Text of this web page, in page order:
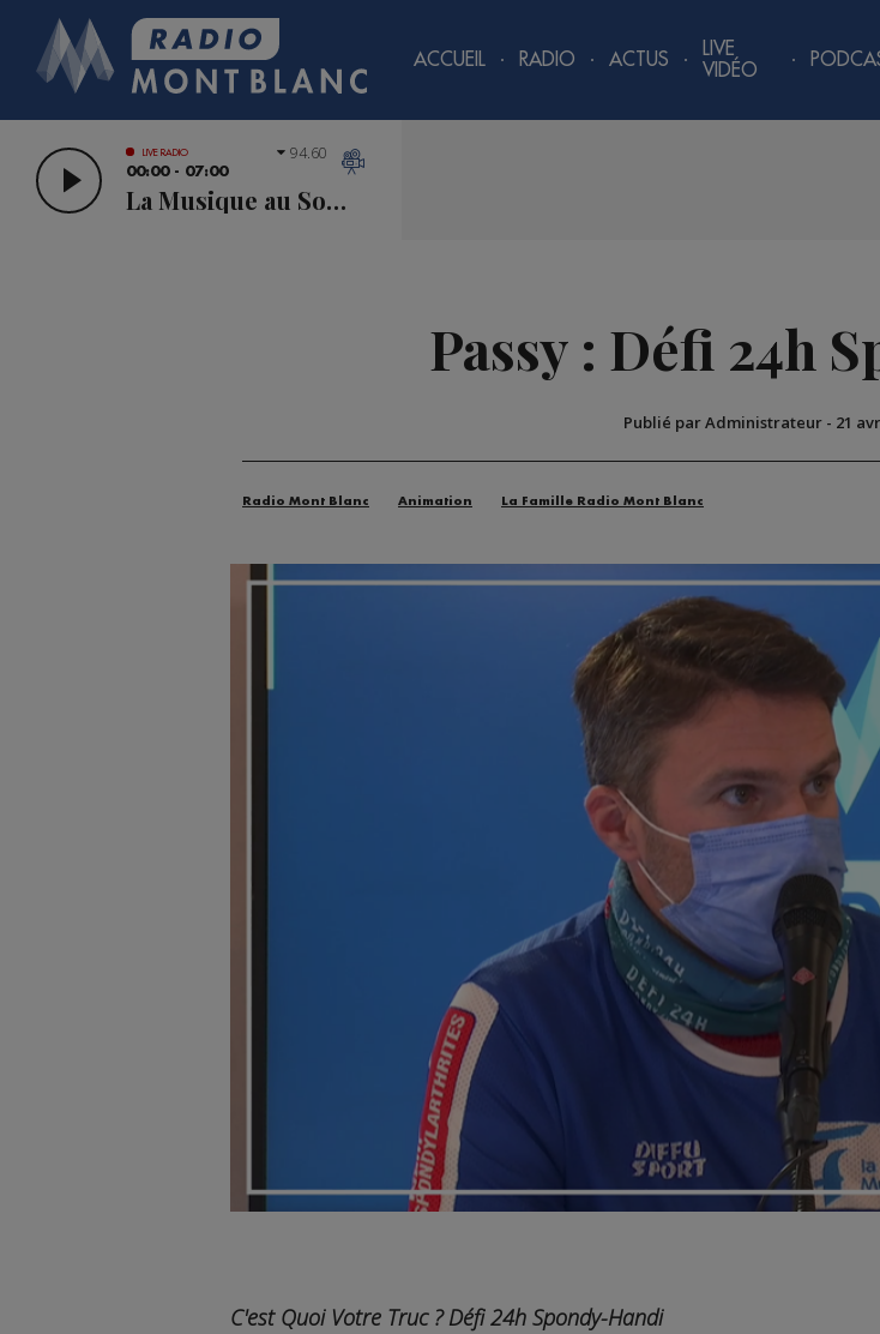
ACCUEIL RADIO ACTUS
LIVE
VIDÉO
LIVE RADIO
00:00 - 07:00
La Musique au Sommet
94.60
Passy : Défi 24h
Publié par Administrateur - 21
Radio Mont Blanc Animation La Famille Radio Mont Blanc
C'est Quoi Votre Truc ? Défi 24h Spondy-Handi